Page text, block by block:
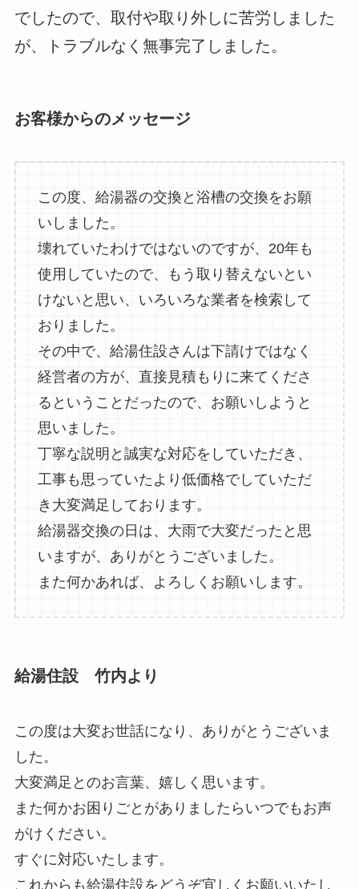
でしたので、取付や取り外しに苦労しました
が、トラブルなく無事完了しました。
お客様からのメッセージ
この度、給湯器の交換と浴槽の交換をお願
いしました。
壊れていたわけではないのですが、20年も
使用していたので、もう取り替えないとい
けないと思い、いろいろな業者を検索して
おりました。
その中で、給湯住設さんは下請けではなく
経営者の方が、直接見積もりに来てくださ
るということだったので、お願いしようと
思いました。
丁寧な説明と誠実な対応をしていただき、
工事も思っていたより低価格でしていただ
き大変満足しております。
給湯器交換の日は、大雨で大変だったと思
いますが、ありがとうございました。
また何かあれば、よろしくお願いします。
給湯住設 竹内より
この度は大変お世話になり、ありがとうございま
した。
大変満足とのお言葉、嬉しく思います。
また何かお困りごとがありましたらいつでもお声
がけください。
すぐに対応いたします。
これからも給湯住設をどうぞ宜しくお願いいたし